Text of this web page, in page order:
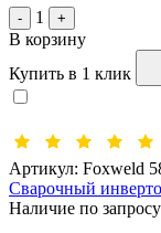
- 1 +
В корзину
Купить в 1 клик
Артикул: Foxweld
Сварочный
Наличие по запросу